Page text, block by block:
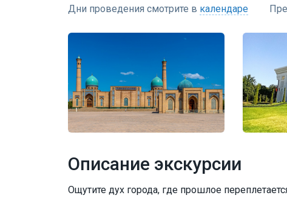
Дни проведения смотрите в календаре
Описание экскурсии
Ощутите дух города, где прошлое